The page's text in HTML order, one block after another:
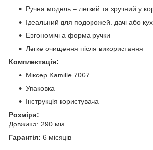
Ручна модель – легкий та зручний у
Ідеальний для подорожей, дачі або
Ергономічна форма ручки
Легке очищення після використання
Комплектація:
Міксер Kamille 7067
Упаковка
Інструкція користувача
Розміри:
Довжина: 290 мм
Гарантія: 6 місяців